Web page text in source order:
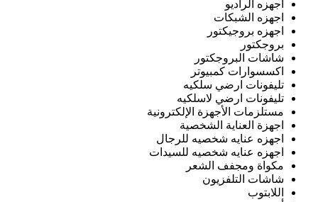
اجهزه الراديو
اجهزه الشبكات
اجهزه بروجيكتور
بروجكتور
شاشات البروجكتور
اكسسوارات كمبيوتر
تليفونات ارضي سلكيه
تليفونات ارضي لاسلكيه
مستلزمات الأجهزة الإلكترونية
اجهزة العناية الشخصية
اجهزه عنايه شخصيه للرجال
اجهزه عنايه شخصيه للسيدات
مكواة ومجفف الشعر
شاشات التلفزيون
اللابتوب